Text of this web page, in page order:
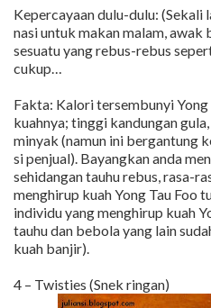
Kepercayaan dulu-dulu:
nasi untuk makan malam, awak
sesuatu yang rebus-rebus
cukup…
Fakta: Kalori tersembunyi
kuahnya; tinggi kandungan
minyak (namun ini bergantung
si penjual). Bayangkan anda
sehidangan tauhu rebus, rasa-
menghirup kuah Yong Tau Foo
individu yang menghirup kuah
tauhu dan bebola yang lain
kuah banjir).
4 – Twisties (Snek ringan)